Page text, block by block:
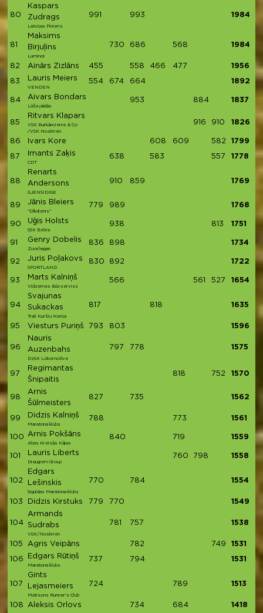
80
Kaspars
Zudrags
Latvijas Finieris
991 993 1984
81
Maksims
Birjuļins
Luminor
730 686 568 1984
82 Ainārs Zizlāns 455 558 466 477 1956
83 Lauris Meiers
VENDEN
554 674 664 1892
84 Aivars Bondars
Lūša pēdās
953 884 1837
85
Ritvars Klapars
VSK Burkānciems & Co
/VSK Noskrien
916 910 1826
86 Ivars Kore 608 609 582 1799
87 Imants Zaķis
CDT
638 583 557 1778
88
Renarts
Andersons
GJENSIDIGE
910 859 1769
89 Jānis Bleiers
"Dīkdienis"
779 989 1768
90 Uģis Holsts
SSK Bebra
938 813 1751
91 Genry Dobelis
Zoorbagan
836 898 1734
92 Juris Poļakovs
SPORTLAND
830 892 1722
93 Marts Kalniņš
Vidzemes Būvserviss
566 561 527 1654
94
Svajunas
Sukackas
Trail Kuršiu Nerija
817 818 1635
95 Viesturs Puriņš 793 803 1596
96
Nauris
Auzenbahs
DzSK Lokomotīve
797 778 1575
97
Regimantas
Šnipaitis
818 752 1570
98
Arnis
Šūlmeisters
827 735 1562
99 Didzis Kalniņš
Maratona klubs
788 773 1561
100 Arnis Pokšāns
Abas Kreisās Kājas
840 719 1559
101 Lauris Liberts
Draugiem Group
760 798 1558
102
Edgars
Lešinskis
Siguldas Maratona klubs
770 784 1554
103 Didzis Kirstuks 779 770 1549
104
Armands
Sudrabs
VSK/Noskrien
781 757 1538
105 Agris Veipāns 782 749 1531
106 Edgars Rūtiņš
Maratona klubs
737 794 1531
107
Gints
Lejasmeiers
Matisons Runner's Club
724 789 1513
108 Aleksis Orlovs 734 684 1418